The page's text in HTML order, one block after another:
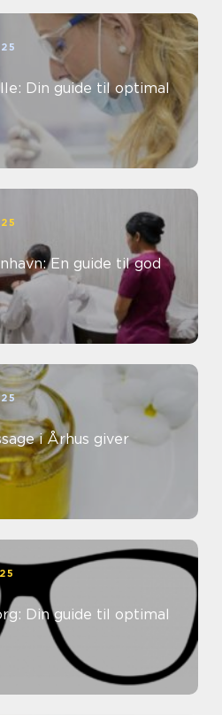
Din guide til optimal
En guide til god
i Århus giver
Din guide til optimal